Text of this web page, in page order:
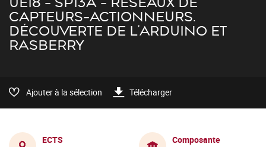
CAPTEURS-ACTIONNEURS.
DÉCOUVERTE DE L'ARDUINO ET
RASBERRY
Ajouter à la sélection Télécharger
ECTS
Composante